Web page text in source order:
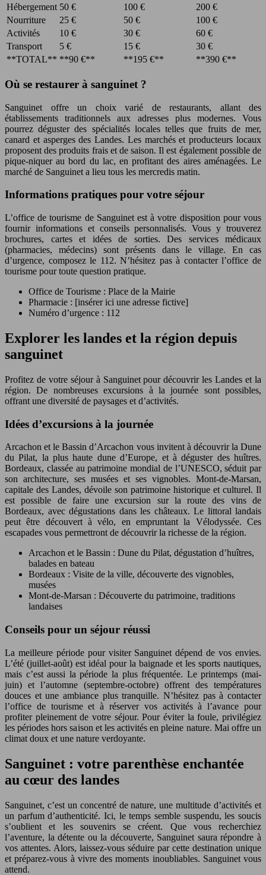
Hébergement 50 € 100 €
200 €
Nourriture
25 € 50 €
100 €
Activités
10 € 30 €
60 €
Transport
5 € 15 €
30 €
**TOTAL** **90 €** **195 €** **390 €**
Où se restaurer à sanguinet ?
Sanguinet offre un choix varié de restaurants, allant des
établissements traditionnels aux adresses plus modernes. Vous
pourrez déguster des spécialités locales telles que fruits de mer,
canard et asperges des Landes. Les marchés et producteurs locaux
proposent des produits frais et de saison. Il est également possible de
pique-niquer au bord du lac, en profitant des aires aménagées. Le
marché de Sanguinet a lieu tous les mercredis matin.
Informations pratiques pour votre séjour
L’office de tourisme de Sanguinet est à votre disposition pour vous
fournir informations et conseils personnalisés. Vous y trouverez
brochures, cartes et idées de sorties. Des services médicaux
(pharmacies, médecins) sont présents dans le village. En cas
d’urgence, composez le 112. N’hésitez pas à contacter l’office de
tourisme pour toute question pratique.
Office de Tourisme : Place de la Mairie
Pharmacie : [insérer ici une adresse fictive]
Numéro d’urgence : 112
Explorer les landes et la région depuis
sanguinet
Profitez de votre séjour à Sanguinet pour découvrir les Landes et la
région. De nombreuses excursions à la journée sont possibles,
offrant une diversité de paysages et d’activités.
Idées d’excursions à la journée
Arcachon et le Bassin d’Arcachon vous invitent à découvrir la Dune
du Pilat, la plus haute dune d’Europe, et à déguster des huîtres.
Bordeaux, classée au patrimoine mondial de l’UNESCO, séduit par
son architecture, ses musées et ses vignobles. Mont-de-Marsan,
capitale des Landes, dévoile son patrimoine historique et culturel. Il
est possible de faire une excursion sur la route des vins de
Bordeaux, avec dégustations dans les châteaux. Le littoral landais
peut être découvert à vélo, en empruntant la Vélodyssée. Ces
escapades vous permettront de découvrir la richesse de la région.
Arcachon et le Bassin : Dune du Pilat, dégustation d’huîtres,
balades en bateau
Bordeaux : Visite de la ville, découverte des vignobles,
musées
Mont-de-Marsan : Découverte du patrimoine, traditions
landaises
Conseils pour un séjour réussi
La meilleure période pour visiter Sanguinet dépend de vos envies.
L’été (juillet-août) est idéal pour la baignade et les sports nautiques,
mais c’est aussi la période la plus fréquentée. Le printemps (mai-
juin) et l’automne (septembre-octobre) offrent des températures
douces et une ambiance plus tranquille. N’hésitez pas à contacter
l’office de tourisme et à réserver vos activités à l’avance pour
profiter pleinement de votre séjour. Pour éviter la foule, privilégiez
les périodes hors saison et les activités en pleine nature. Mai offre un
climat doux et une nature verdoyante.
Sanguinet : votre parenthèse enchantée
au cœur des landes
Sanguinet, c’est un concentré de nature, une multitude d’activités et
un parfum d’authenticité. Ici, le temps semble suspendu, les soucis
s’oublient et les souvenirs se créent. Que vous recherchiez
l’aventure, la détente ou la découverte, Sanguinet saura répondre à
vos attentes. Alors, laissez-vous séduire par cette destination unique
et préparez-vous à vivre des moments inoubliables. Sanguinet vous
attend.